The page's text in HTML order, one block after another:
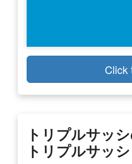
Click
トリプルサッ
トリプルサッ